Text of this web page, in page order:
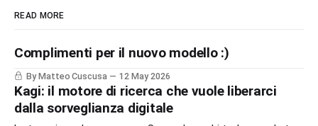
READ MORE
Complimenti per il nuovo modello :)
By Matteo Cuscusa 12 May 2026
Kagi: il motore di ricerca che vuole liberarci
dalla sorveglianza digitale